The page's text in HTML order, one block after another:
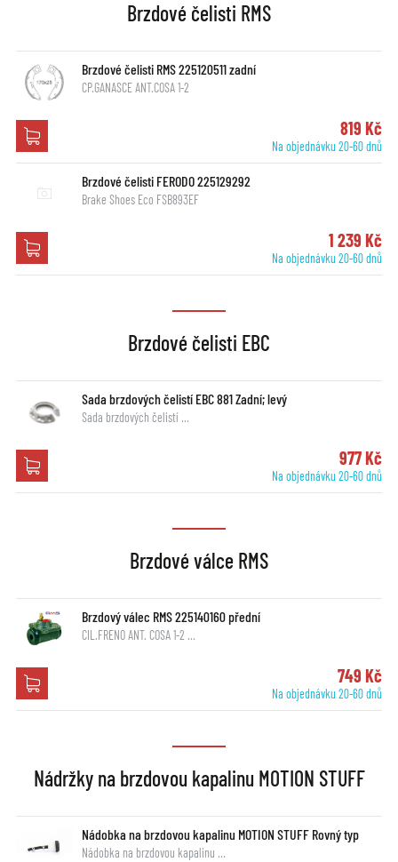
Brzdové čelisti RMS
Brzdové čelisti RMS 225120511 zadní
CP.GANASCE ANT.COSA 1-2
819 Kč
Na objednávku 20-60 dnů
Brzdové čelisti FERODO 225129292
Brake Shoes Eco FSB893EF
1 239 Kč
Na objednávku 20-60 dnů
Brzdové čelisti EBC
Sada brzdových čelistí EBC 881 Zadní; levý
Sada brzdových čelistí …
977 Kč
Na objednávku 20-60 dnů
Brzdové válce RMS
Brzdový válec RMS 225140160 přední
CIL.FRENO ANT. COSA 1-2 …
749 Kč
Na objednávku 20-60 dnů
Nádržky na brzdovou kapalinu MOTION STUFF
Nádobka na brzdovou kapalinu MOTION STUFF Rovný typ
Nádobka na brzdovou kapalinu …